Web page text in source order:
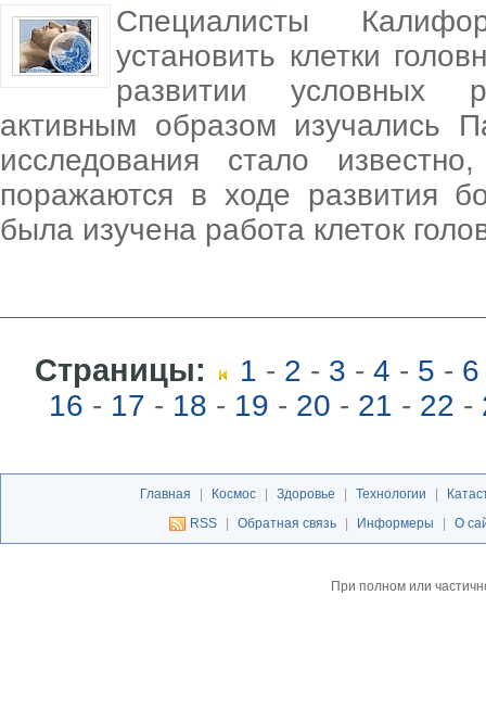
Специалисты
установить клетки
развитии условных
активным образом изучались
исследования стало
поражаются в ходе развития
была изучена работа клеток
Страницы: 1 - 2 - 3 - 4 - 5 - 6
16 - 17 - 18 - 19 - 20 - 21 - 22 -
Главная Космос Здоровье Технологии
RSS
Обратная связь Информеры О
При полном или